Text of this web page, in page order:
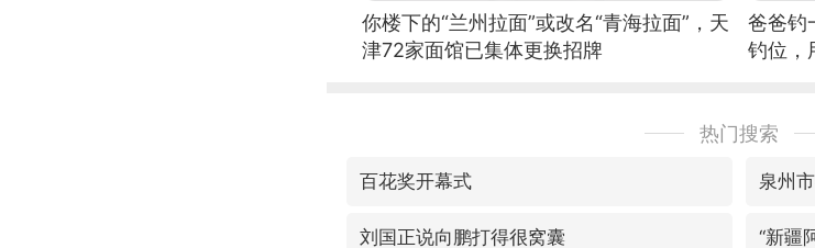
你楼下的“兰州拉面”或改名“青海拉面”，天
津72家面馆已集体更换招牌
爸爸钓
钓位，
热门搜索
百花奖开幕式 泉州
刘国正说向鹏打得很窝囊 “新疆